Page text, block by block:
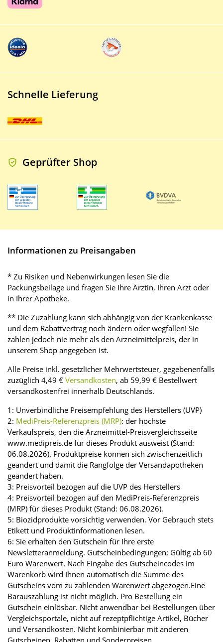
Schnelle Lieferung
Geprüfter Shop
Informationen zu Preisangaben
* Zu Risiken und Nebenwirkungen lesen Sie die
Packungsbeilage und fragen Sie Ihre Ärztin, Ihren Arzt oder
in Ihrer Apotheke.
** Die Zuzahlung kann sich abhängig von der Krankenkasse
und dem Rabattvertrag noch ändern oder wegfallen! Sie
zahlen jedoch nie mehr als den Arzneimittelpreis, der in
unserem Shop angegeben ist.
Alle Preise inkl. gesetzlicher Mehrwertsteuer, gegebenenfalls
zuzüglich 4,49 € Versandkosten, ab 59,99 € Bestellwert
versandkostenfrei innerhalb Deutschlands.
1: Unverbindliche Preisempfehlung des Herstellers (UVP)
2: MediPreis-Referenzpreis (MRP): der höchste
Verkaufspreis, den die Arzneimittel-Preisvergleichsseite
www.medipreis.de für dieses Produkt ausweist (Stand:
06.08.2026). Produktpreise können sich zwischenzeitlich
geändert und damit die Rangfolge der Versandapotheken
geändert haben.
3: Preisvorteil bezogen auf die UVP des Herstellers
4: Preisvorteil bezogen auf den MediPreis-Referenzpreis
(MRP) für dieses Produkt (Stand: 06.08.2026).
5: Biozidprodukte vorsichtig verwenden. Vor Gebrauch stets
Etikett und Produktinformationen lesen.
6: Sie erhalten den Gutschein für Ihre erste
Newsletteranmeldung. Gutscheinbedingungen: Gültig ab 60
Euro Warenwert. Nach Eingabe des Gutscheincodes im
Warenkorb wird Ihnen automatisch die Summe des
Gutscheins vom zu zahlenden Warenwert abgezogen.Eine
Barauszahlung ist nicht möglich. Pro Bestellung ein
Gutschein einlösbar. Nicht anwendbar bei Bestellungen über
Vergleichsportale, nicht auf rezeptpflichtige Artikel, Bücher
und Versandkosten. Nicht kombinierbar mit anderen